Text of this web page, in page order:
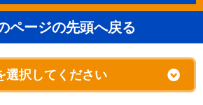
ページの先頭へ戻る